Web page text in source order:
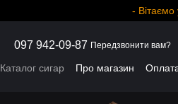
-
097 942-09-87 Передзвонити вам?
Каталог сигар Про магазин